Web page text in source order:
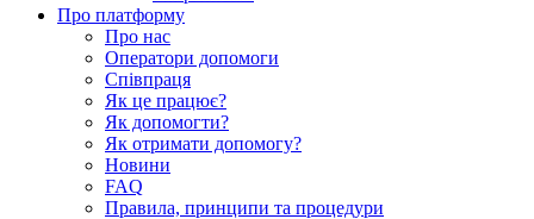
Про платформу
Про нас
Оператори допомоги
Співпраця
Як це працює?
Як допомогти?
Як отримати допомогу?
Новини
FAQ
Правила, принципи та процедури